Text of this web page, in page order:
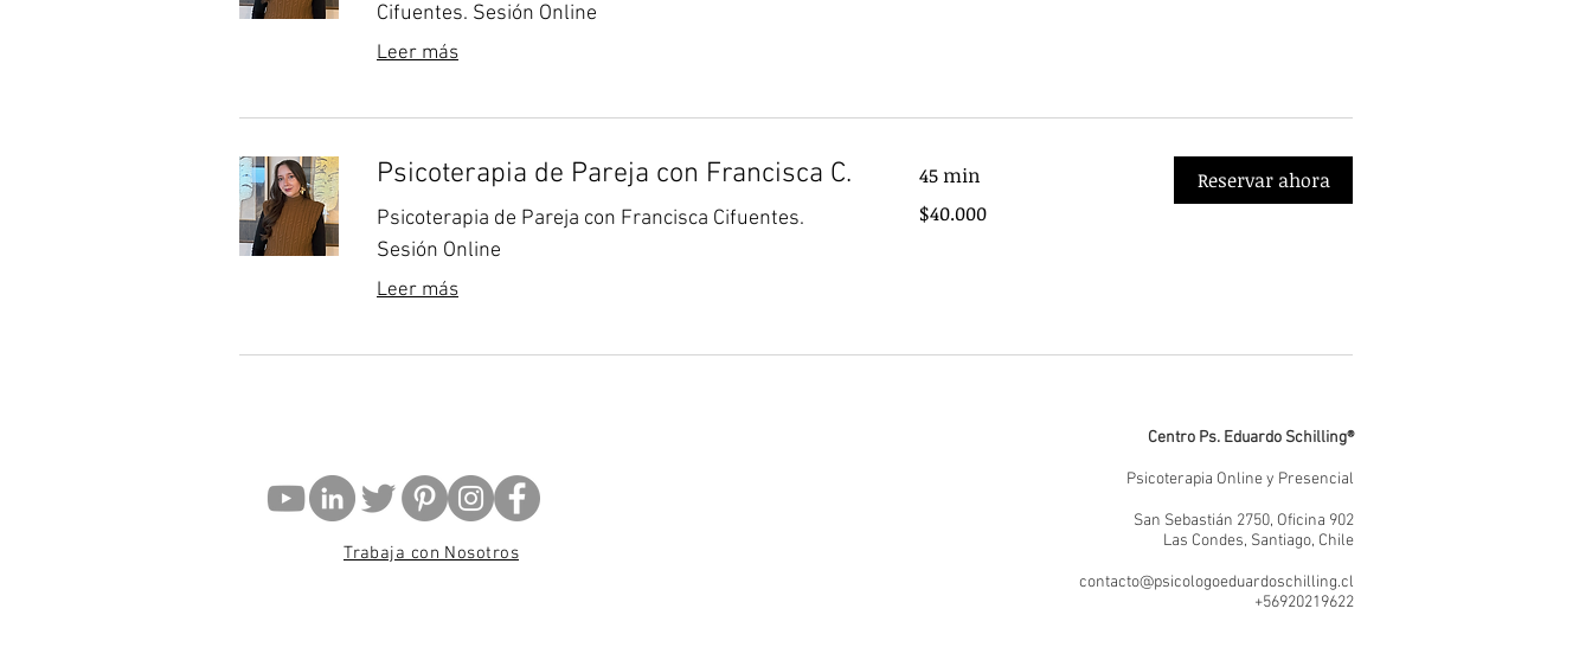
Cifuentes. Sesión Online
Leer más
Psicoterapia de Pareja con Francisca C.
Psicoterapia de Pareja con Francisca Cifuentes.
Sesión Online
Leer más
45 min
pesos
chilenos
$40.000
Reservar ahora
Trabaja con Nosotros
Centro Ps. Eduardo Schilling®
Psicoterapia Online y Presencial
San Sebastián 2750, Oficina 902
Las Condes, Santiago, Chile
contacto@psicologoeduardoschilling.cl
+56920219622